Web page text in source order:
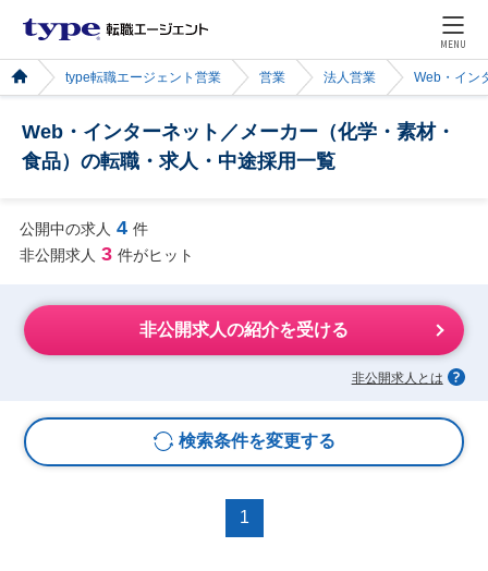
MENU
type転職エージェント営業 営業 法人営業 Web・イン
Web・インターネット／メーカー（化学・素材・
食品）の転職・求人・中途採用一覧
公開中の求人 4 件
非公開求人 3 件がヒット
非公開求人の紹介を受ける
非公開求人とは
検索条件を変更する
1